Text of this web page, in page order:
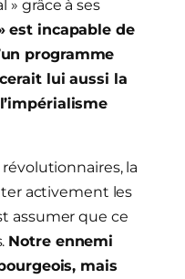
grâce à ses
est incapable de
programme
lui aussi la
la
activement les
assumer que ce
Notre ennemi
mais